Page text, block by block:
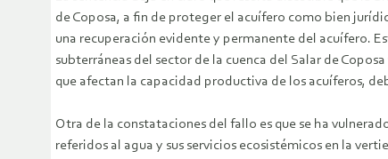
de Coposa, a fin de proteger el acuífero como bien
una recuperación evidente y permanente del acuífero.
subterráneas del sector de la cuenca del Salar de
que afectan la capacidad productiva de los acuíferos,
Otra de la constataciones del fallo es que se ha
referidos al agua y sus servicios ecosistémicos en la